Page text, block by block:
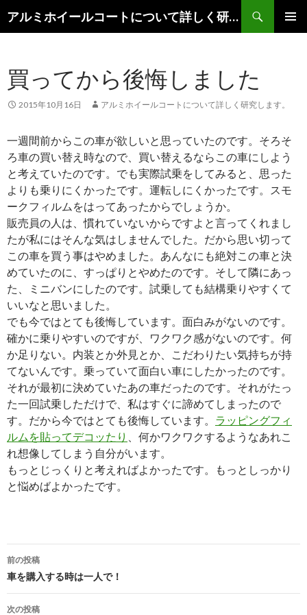
アルミホイールコートについて詳しく研究します。
索
ン
ツ
へ
買ってから後悔しました
2015年10月16日 アルミホイールコートについて詳しく研究します。
一週間前からこの車が欲しいと思っていたのです。そろそ
ろ車の買い替え時なので、買い替えるならこの車にしよう
と考えていたのです。でも実際試乗をしてみると、思った
よりも乗りにくかったです。運転しにくかったです。スモ
ークフィルムをはってあったからでしょうか。
販売員の人は、慣れていないからですよと言ってくれまし
たが私にはそんな気はしませんでした。だから思い切って
この車を買う事はやめました。あんなにも絶対この車と決
めていたのに、すっぱりとやめたのです。そして隣にあっ
た、ミニバンにしたのです。試乗しても結構乗りやすくて
いいなと思いました。
でも今ではとても後悔しています。面白みがないのです。
確かに乗りやすいのですが、ワクワク感がないのです。何
か足りない。内装とか外見とか、こだわりたい気持ちが持
てないんです。乗っていて面白い車にしたかったのです。
それが最初に決めていたあの車だったのです。それがたっ
た一回試乗しただけで、私はすぐに諦めてしまったので
す。だから今ではとても後悔しています。 ラッピングフィ
ルムを貼ってデコッたり
、何かワクワクするようなあれこ
れ想像してしまう自分がいます。
もっとじっくりと考えればよかったです。もっとしっかり
と悩めばよかったです。
投
稿
ナ
前の投稿
車を購入する時は一人で！
次の投稿